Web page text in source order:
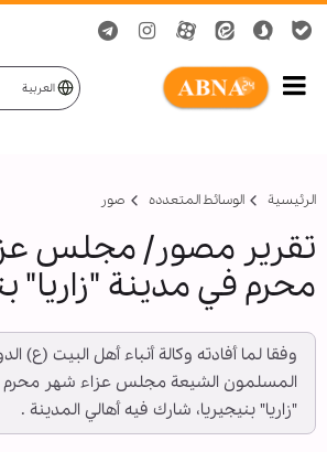
العربية
الرئيسية الوسائط المتعدده صور
تقرير مصور/ مجلس
محرم في مدينة "زاريا"
وفقا لما أفادته وكالة أنباء أهل البيت (ع)
المسلمون الشيعة مجلس عزاء شهر محرم
"زاريا" بنيجيريا، شارك فيه أهالي المدينة .